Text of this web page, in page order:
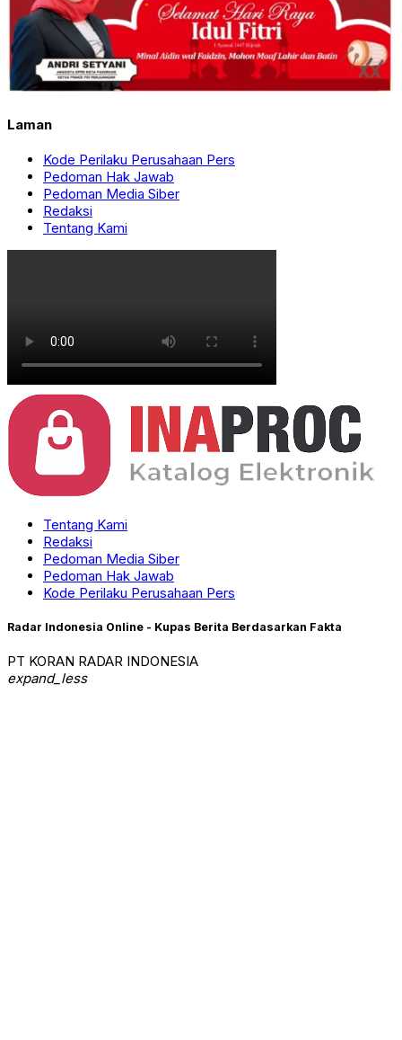
Laman
Kode Perilaku Perusahaan Pers
Pedoman Hak Jawab
Pedoman Media Siber
Redaksi
Tentang Kami
Tentang Kami
Redaksi
Pedoman Media Siber
Pedoman Hak Jawab
Kode Perilaku Perusahaan Pers
Radar Indonesia Online - Kupas Berita Berdasarkan Fakta
PT KORAN RADAR INDONESIA
expand_less